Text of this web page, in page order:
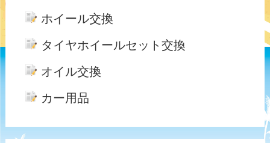
ホイール交換
タイヤホイールセット交換
オイル交換
カー用品